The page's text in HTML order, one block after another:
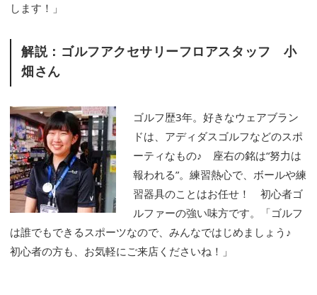
します！」
解説：ゴルフアクセサリーフロアスタッフ 小
畑さん
ゴルフ歴3年。好きなウェアブラン
ドは、アディダスゴルフなどのスポ
ーティなもの♪ 座右の銘は“努力は
報われる”。練習熱心で、ボールや練
習器具のことはお任せ！ 初心者ゴ
ルファーの強い味方です。「ゴルフ
は誰でもできるスポーツなので、みんなではじめましょう♪
初心者の方も、お気軽にご来店くださいね！」